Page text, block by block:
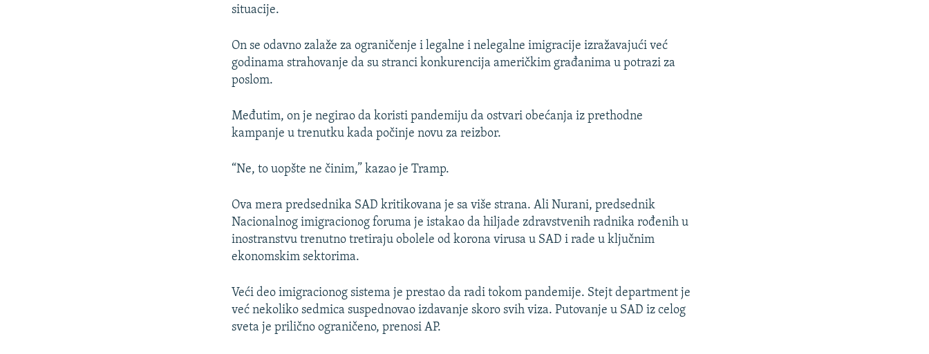
situacije.
On se odavno zalaže za ograničenje i legalne i nelegalne imigracije izražavajući već
godinama strahovanje da su stranci konkurencija američkim građanima u potrazi za
poslom.
Međutim, on je negirao da koristi pandemiju da ostvari obećanja iz prethodne
kampanje u trenutku kada počinje novu za reizbor.
“Ne, to uopšte ne činim,” kazao je Tramp.
Ova mera predsednika SAD kritikovana je sa više strana. Ali Nurani, predsednik
Nacionalnog imigracionog foruma je istakao da hiljade zdravstvenih radnika rođenih u
inostranstvu trenutno tretiraju obolele od korona virusa u SAD i rade u ključnim
ekonomskim sektorima.
Veći deo imigracionog sistema je prestao da radi tokom pandemije. Stejt department je
već nekoliko sedmica suspednovao izdavanje skoro svih viza. Putovanje u SAD iz celog
sveta je prilično ograničeno, prenosi AP.